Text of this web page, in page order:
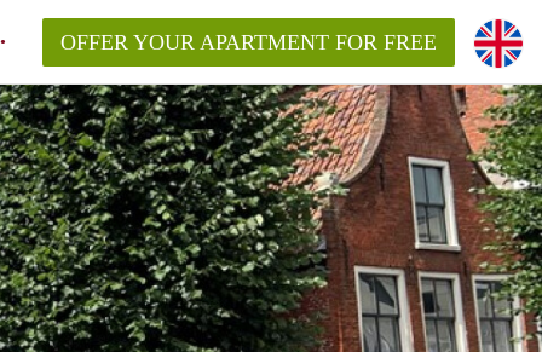
OFFER YOUR APARTMENT FOR FREE